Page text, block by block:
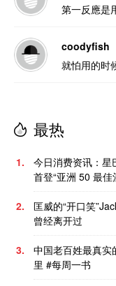
第一反應是
coodyfish
就怕用的时
最热
1.
今日消费资讯：星
首登“亚洲 50 最佳
2.
匡威的“开口笑
曾经离开过
3.
中国老百姓最真实
里 #每周一书